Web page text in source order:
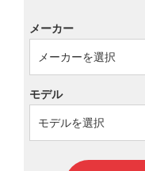
メーカー
モデル